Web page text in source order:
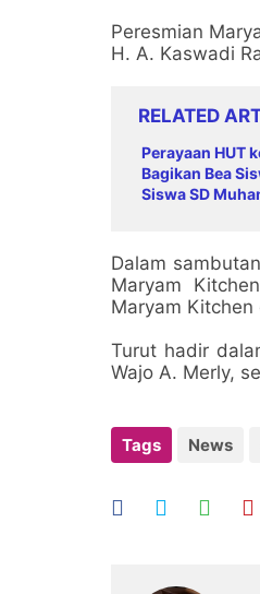
Peresmian
H. A. Kaswadi
RELATED
Perayaan HUT
Bagikan Bea
Siswa SD
Dalam
Maryam
Maryam
Turut hadir
Wajo A. Merly,
Tags News